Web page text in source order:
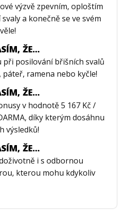
výzvě zpevním, oploštím
a konečně se ve svém
ŽE...
při posilování břišních svalů
ramena nebo kyčle!
ŽE...
v hodnotě 5 167 Kč /
díky kterým dosáhnu
výsledků!
ŽE...
i s odbornou
kterou mohu kdykoliv